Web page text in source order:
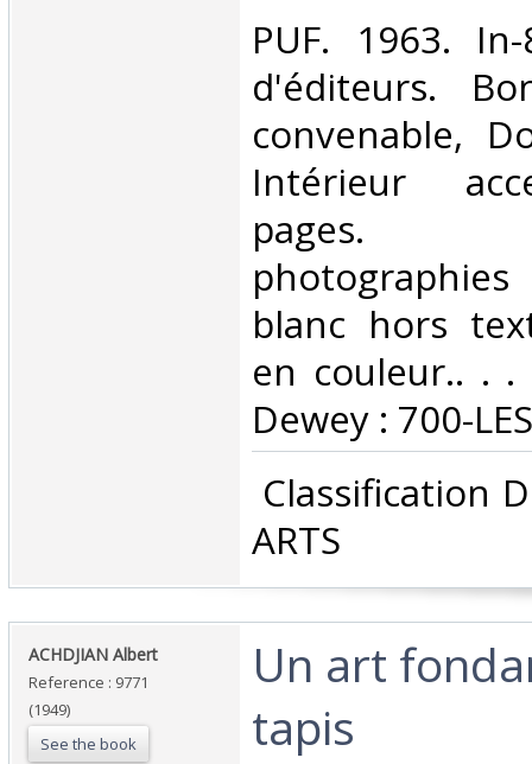
‎PUF. 1963.
d'éditeurs.
convenable,
Intérieur
pages.
blanc hors
en couleur.. . .
Dewey : 700-
Classification
ARTS‎
‎ACHDJIAN Albert‎
Reference : 9771
(1949)
See the book
‎Un art
tapis‎